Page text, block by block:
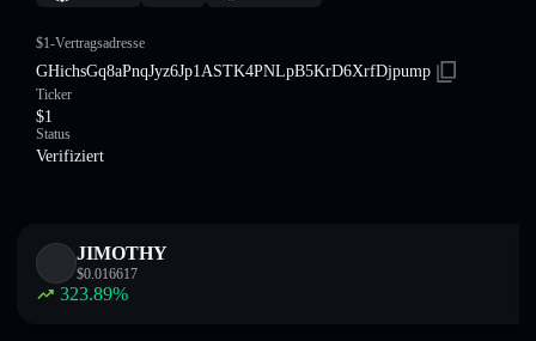
$1-Vertragsadresse
GHichsGq8aPnqJyz6Jp1ASTK4PNLpB5KrD6XrfDjpump
Ticker
$1
Status
Verifiziert
JIMOTHY
$0.016617
323.89%